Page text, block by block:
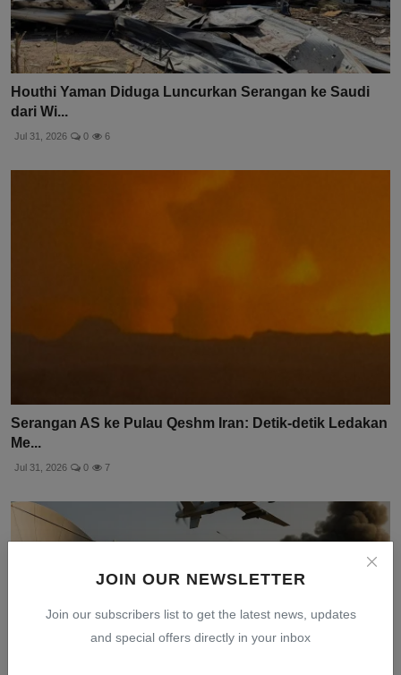
JOIN OUR NEWSLETTER
Join our subscribers list to get the latest news, updates
and special offers directly in your inbox
Houthi Yaman Diduga Luncurkan Serangan ke Saudi
dari Wi...
Jul 31, 2026 0 6
Serangan AS ke Pulau Qeshm Iran: Detik-detik Ledakan
Me...
Jul 31, 2026 0 7